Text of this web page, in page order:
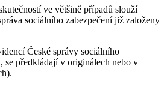
ve většině případů slouží
sociálního zabezpečení již založeny
České správy sociálního
se předkládají v originálech nebo v